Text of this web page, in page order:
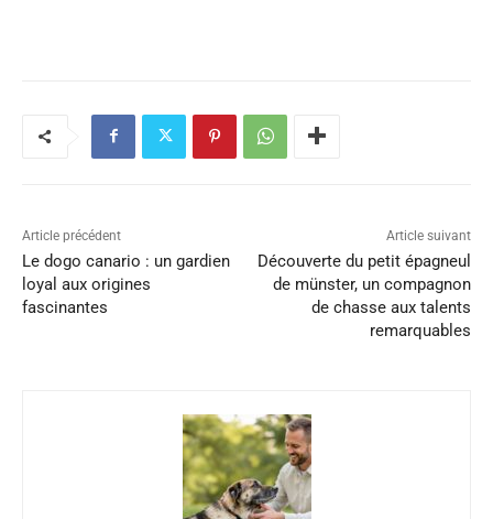
Article précédent
Le dogo canario : un gardien
loyal aux origines
fascinantes
Article suivant
Découverte du petit épagneul
de münster, un compagnon
de chasse aux talents
remarquables